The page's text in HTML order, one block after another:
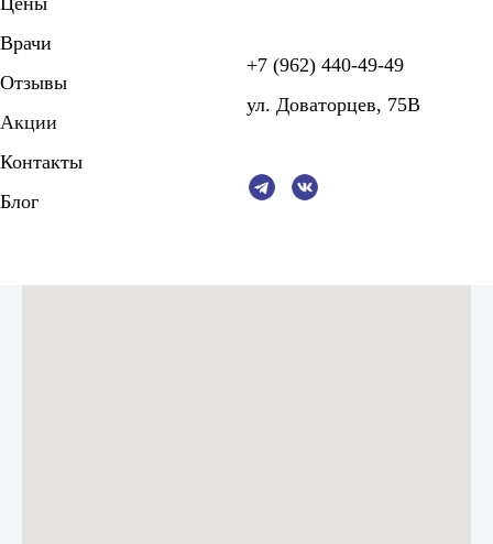
Врачи
Отзывы
Акции
Контакты
Блог
+7 (962) 440-49-49
ул. Доваторцев, 75В